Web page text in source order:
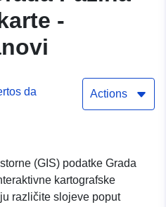
-
da
Actions
(GIS) podatke Grada
kartografske
različite slojeve poput